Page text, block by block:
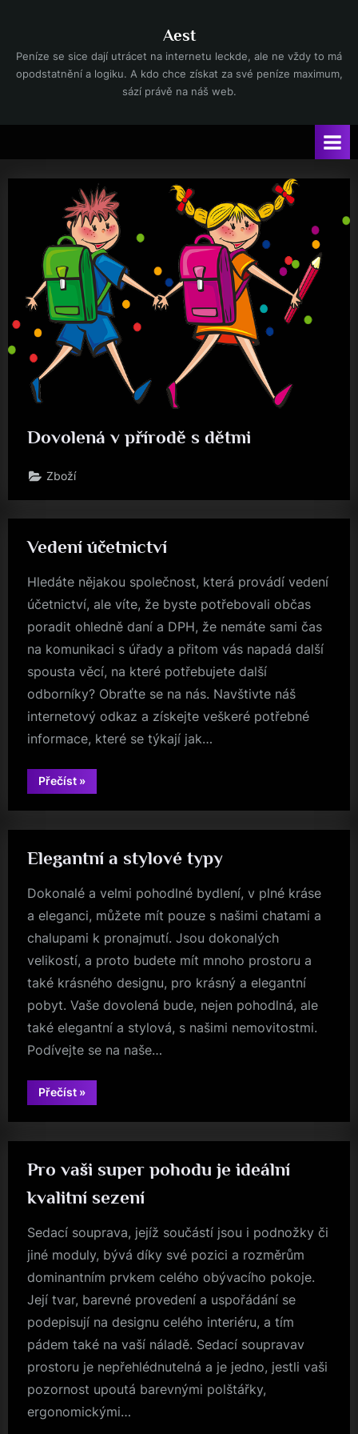
content
Aest
Peníze se sice dají utrácet na internetu leckde, ale ne vždy to má
opodstatnění a logiku. A kdo chce získat za své peníze maximum,
sází právě na náš web.
Dovolená v přírodě s dětmi
Zboží
Vedení účetnictví
Hledáte nějakou společnost, která provádí vedení
účetnictví, ale víte, že byste potřebovali občas
poradit ohledně daní a DPH, že nemáte sami čas
na komunikaci s úřady a přitom vás napadá další
spousta věcí, na které potřebujete další
odborníky? Obraťte se na nás. Navštivte náš
internetový odkaz a získejte veškeré potřebné
informace, které se týkají jak…
Přečíst“Vedení
účetnictví”
»
Elegantní a stylové typy
Dokonalé a velmi pohodlné bydlení, v plné kráse
a eleganci, můžete mít pouze s našimi chatami a
chalupami k pronajmutí. Jsou dokonalých
velikostí, a proto budete mít mnoho prostoru a
také krásného designu, pro krásný a elegantní
pobyt. Vaše dovolená bude, nejen pohodlná, ale
také elegantní a stylová, s našimi nemovitostmi.
Podívejte se na naše…
Přečíst“Elegantní
a
typy”
»
Pro vaši super pohodu je ideální
kvalitní sezení
Sedací souprava, jejíž součástí jsou i podnožky či
jiné moduly, bývá díky své pozici a rozměrům
dominantním prvkem celého obývacího pokoje.
Její tvar, barevné provedení a uspořádání se
podepisují na designu celého interiéru, a tím
pádem také na vaší náladě. Sedací soupravav
prostoru je nepřehlédnutelná a je jedno, jestli vaši
pozornost upoutá barevnými polštářky,
ergonomickými…